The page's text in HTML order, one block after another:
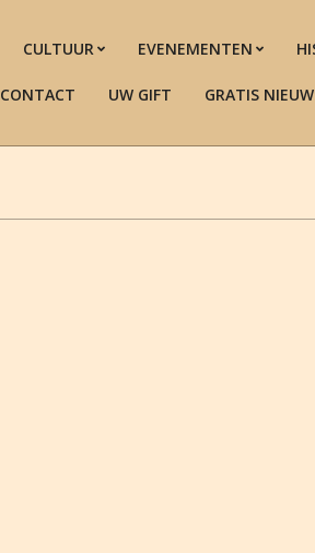
CULTUUR EVENEMENTEN
CONTACT UW GIFT GRATIS